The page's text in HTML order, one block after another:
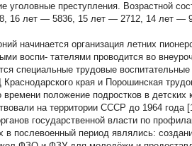
уголовные преступления. Возрастной
16 лет — 5836, 15 лет — 2712, 14 лет —
начинается организация летних
воспи- тателями проводится во
специальные трудовые
края и Порошинская
положение подростков в детских
на территории СССР до 1964 года
государственной власти по
в послевоенный период являлись: